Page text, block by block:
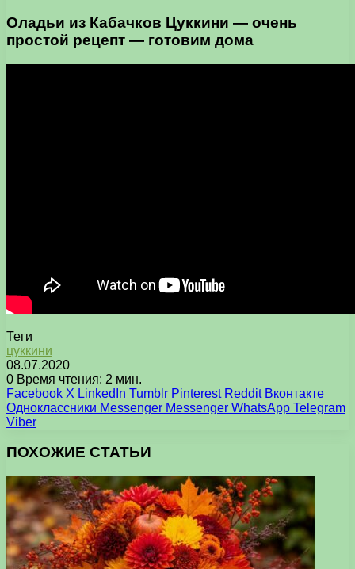
Оладьи из Кабачков Цуккини — очень
простой рецепт — готовим дома
Теги
цуккини
08.07.2020
0 Время чтения: 2 мин.
Facebook X LinkedIn Tumblr Pinterest Reddit Вконтакте
Одноклассники Messenger Messenger WhatsApp Telegram
Viber
ПОХОЖИЕ СТАТЬИ